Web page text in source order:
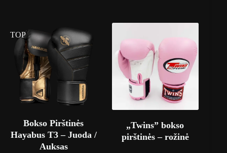
TOP
Bokso Pirštinės
Hayabus T3 – Juoda /
Auksas
„Twins” bokso
pirštinės – rožinė